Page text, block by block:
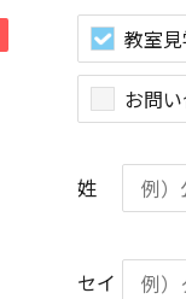
教室
お問
姓
セイ